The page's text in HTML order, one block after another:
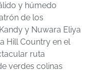
y húmedo
de los
y Nuwara Eliya
Hill Country en el
ruta
verdes colinas